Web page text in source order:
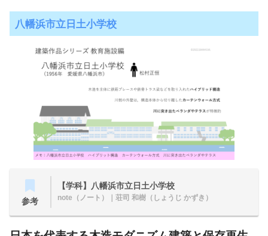
八幡浜市立日土小学校
参考
【学科】八幡浜市立日土小学校
note（ノート） ｜荘司 和樹（しょうじ かずき）